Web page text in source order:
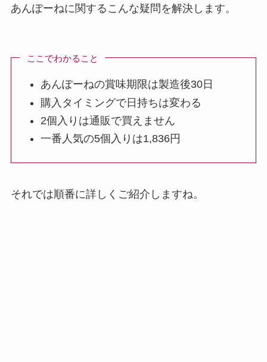
あんぽーねに関するこんな疑問を解決します。
ここでわかること
あんぽーねの賞味期限は製造後30日
購入タイミングで日持ちは変わる
2個入りは通販で買えません
一番人気の5個入りは1,836円
それでは順番に詳しくご紹介しますね。